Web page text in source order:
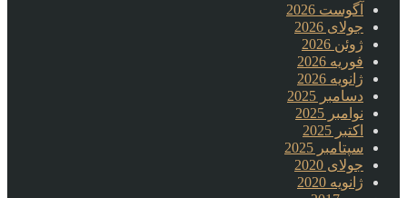
آگوست 2026
جولای 2026
ژوئن 2026
فوریه 2026
ژانویه 2026
دسامبر 2025
نوامبر 2025
اکتبر 2025
سپتامبر 2025
جولای 2020
ژانویه 2020